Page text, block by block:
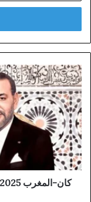
الإلكتروني
كان-
المغرب
2025:
الصحافة
البلجيكية
تشيد
برسالة
الحكمة
والرزانة
لجلالة